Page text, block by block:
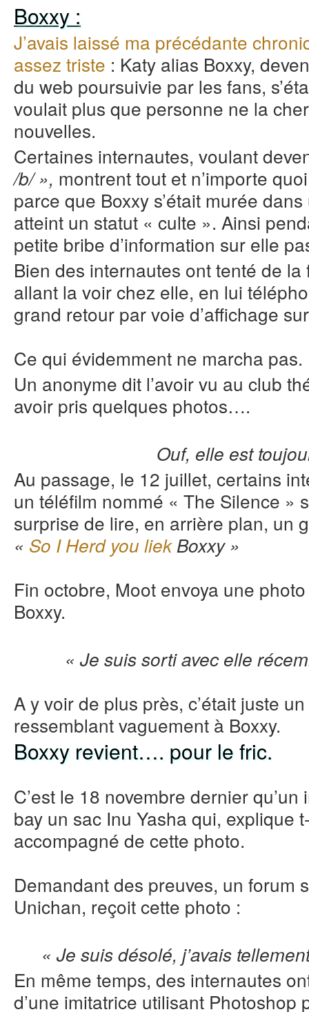
Boxxy :
J’avais laissé ma précédante
assez triste : Katy alias Boxxy,
du web poursuivie par les fans,
voulait plus que personne ne la
nouvelles.
Certaines internautes, voulant
/b/ », montrent tout et n’importe
parce que Boxxy s’était murée
atteint un statut « culte ». Ainsi
petite bribe d’information sur elle
Bien des internautes ont tenté de
allant la voir chez elle, en lui
grand retour par voie d’affichage
Ce qui évidemment ne marcha pas.
Un anonyme dit l’avoir vu au club
avoir pris quelques photos….
Ouf, elle est
Au passage, le 12 juillet, certains
un téléfilm nommé « The Silence »
surprise de lire, en arrière plan, un
« So I Herd you liekBoxxy »
Fin octobre, Moot envoya une
Boxxy.
« Je suis sorti avec elle
A y voir de plus près, c’était juste
ressemblant vaguement à Boxxy.
Boxxy revient…. pour le fric.
C’est le 18 novembre dernier
bay un sac Inu Yasha qui, explique
accompagné de cette photo.
Demandant des preuves, un forum
Unichan, reçoit cette photo :
« Je suis désolé, j’avais
En même temps, des internautes
d’une imitatrice utilisant Photoshop